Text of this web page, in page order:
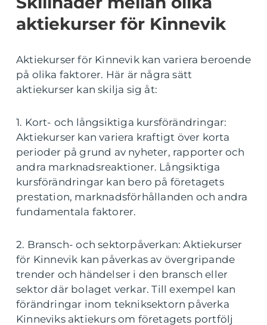
aktiekurser för Kinnevik
Aktiekurser för Kinnevik kan variera beroende
på olika faktorer. Här är några sätt
aktiekurser kan skilja sig åt:
1. Kort- och långsiktiga kursförändringar:
Aktiekurser kan variera kraftigt över korta
perioder på grund av nyheter, rapporter och
andra marknadsreaktioner. Långsiktiga
kursförändringar kan bero på företagets
prestation, marknadsförhållanden och andra
fundamentala faktorer.
2. Bransch- och sektorpåverkan: Aktiekurser
för Kinnevik kan påverkas av övergripande
trender och händelser i den bransch eller
sektor där bolaget verkar. Till exempel kan
förändringar inom tekniksektorn påverka
Kinneviks aktiekurs om företagets portfölj